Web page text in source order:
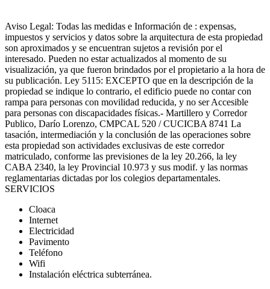
Aviso Legal: Todas las medidas e Información de : expensas,
impuestos y servicios y datos sobre la arquitectura de esta propiedad
son aproximados y se encuentran sujetos a revisión por el
interesado. Pueden no estar actualizados al momento de su
visualización, ya que fueron brindados por el propietario a la hora de
su publicación. Ley 5115: EXCEPTO que en la descripción de la
propiedad se indique lo contrario, el edificio puede no contar con
rampa para personas con movilidad reducida, y no ser Accesible
para personas con discapacidades físicas.- Martillero y Corredor
Publico, Darío Lorenzo, CMPCAL 520 / CUCICBA 8741 La
tasación, intermediación y la conclusión de las operaciones sobre
esta propiedad son actividades exclusivas de este corredor
matriculado, conforme las previsiones de la ley 20.266, la ley
CABA 2340, la ley Provincial 10.973 y sus modif. y las normas
reglamentarias dictadas por los colegios departamentales.
SERVICIOS
Cloaca
Internet
Electricidad
Pavimento
Teléfono
Wifi
Instalación eléctrica subterránea.